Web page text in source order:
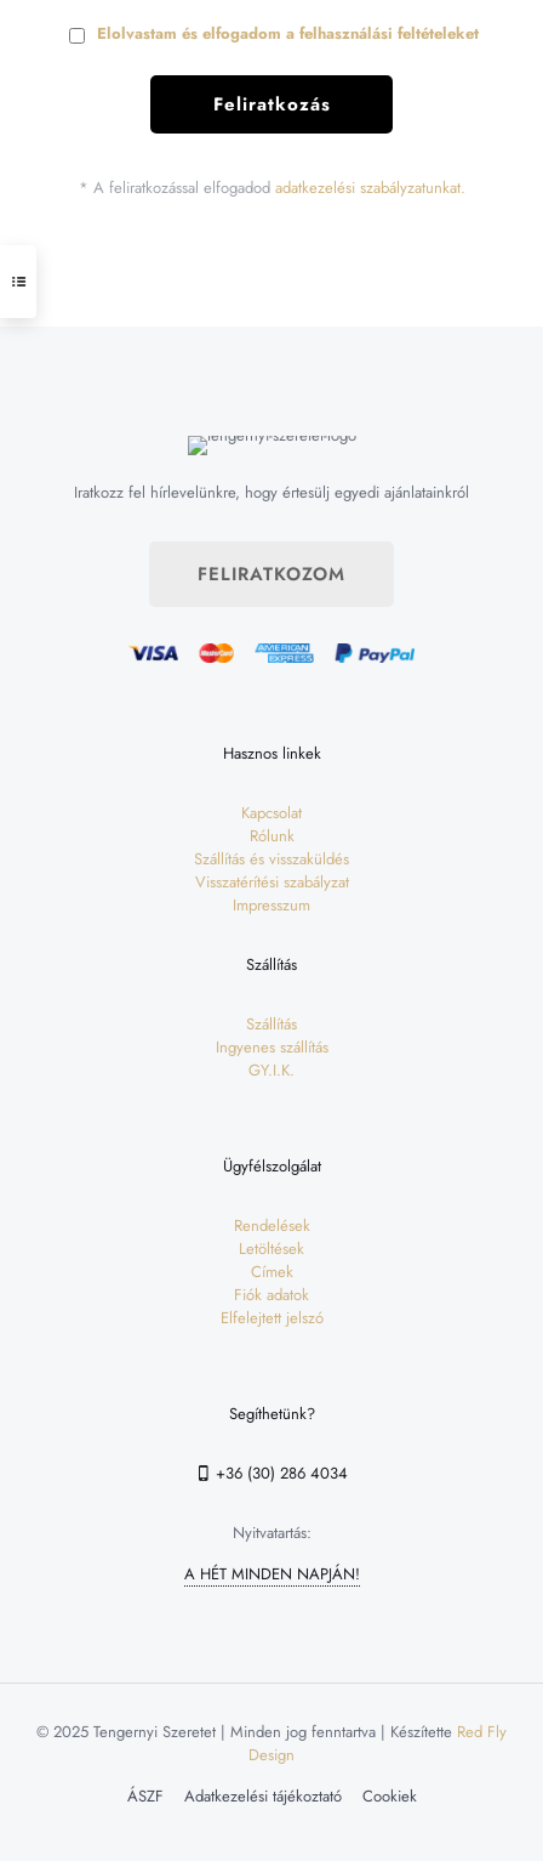
Elolvastam és elfogadom a felhasználási feltételeket
* A feliratkozással elfogadod adatkezelési szabályzatunkat.
Iratkozz fel hírlevelünkre, hogy értesülj egyedi ajánlatainkról
FELIRATKOZOM
Hasznos linkek
Kapcsolat
Rólunk
Szállítás és visszaküldés
Visszatérítési szabályzat
Impresszum
Szállítás
Szállítás
Ingyenes szállítás
GY.I.K.
Ügyfélszolgálat
Rendelések
Letöltések
Címek
Fiók adatok
Elfelejtett jelszó
Segíthetünk?
+36 (30) 286 4034
Nyitvatartás:
A HÉT MINDEN NAPJÁN!
© 2025 Tengernyi Szeretet | Minden jog fenntartva | Készítette Red Fly
Design
ÁSZF
Adatkezelési tájékoztató Cookiek